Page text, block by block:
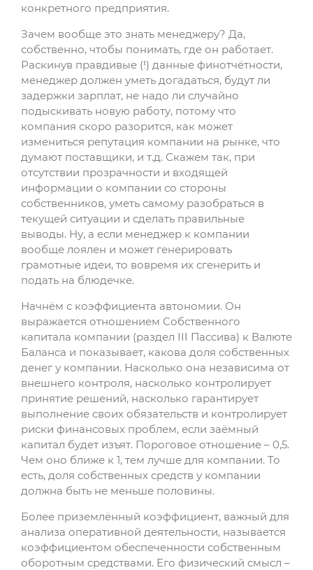
конкретного предприятия.
Зачем вообще это знать менеджеру? Да,
собственно, чтобы понимать, где он работает.
Раскинув правдивые (!) данные финотчётности,
менеджер должен уметь догадаться, будут ли
задержки зарплат, не надо ли случайно
подыскивать новую работу, потому что
компания скоро разорится, как может
измениться репутация компании на рынке, что
думают поставщики, и т.д. Скажем так, при
отсутствии прозрачности и входящей
информации о компании со стороны
собственников, уметь самому разобраться в
текущей ситуации и сделать правильные
выводы. Ну, а если менеджер к компании
вообще лоялен и может генерировать
грамотные идеи, то вовремя их сгенерить и
подать на блюдечке.
Начнём с коэффициента автономии. Он
выражается отношением Собственного
капитала компании (раздел III Пассива) к Валюте
Баланса и показывает, какова доля собственных
денег у компании. Насколько она независима от
внешнего контроля, насколько контролирует
принятие решений, насколько гарантирует
выполнение своих обязательств и контролирует
риски финансовых проблем, если заёмный
капитал будет изъят. Пороговое отношение – 0,5.
Чем оно ближе к 1, тем лучше для компании. То
есть, доля собственных средств у компании
должна быть не меньше половины.
Более приземлённый коэффициент, важный для
анализа оперативной деятельности, называется
коэффициентом обеспеченности собственным
оборотным средствами. Его физический смысл –